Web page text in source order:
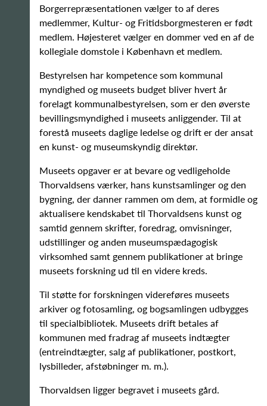
Borgerrepræsentationen vælger to af deres
medlemmer, Kultur- og Fritidsborgmesteren er født
medlem. Højesteret vælger en dommer ved en af de
kollegiale domstole i København et medlem.
Bestyrelsen har kompetence som kommunal
myndighed og museets budget bliver hvert år
forelagt kommunalbestyrelsen, som er den øverste
bevillingsmyndighed i museets anliggender. Til at
forestå museets daglige ledelse og drift er der ansat
en kunst- og museumskyndig direktør.
Museets opgaver er at bevare og vedligeholde
Thorvaldsens værker, hans kunstsamlinger og den
bygning, der danner rammen om dem, at formidle og
aktualisere kendskabet til Thorvaldsens kunst og
samtid gennem skrifter, foredrag, omvisninger,
udstillinger og anden museumspædagogisk
virksomhed samt gennem publikationer at bringe
museets forskning ud til en videre kreds.
Til støtte for forskningen videreføres museets
arkiver og fotosamling, og bogsamlingen udbygges
til specialbibliotek. Museets drift betales af
kommunen med fradrag af museets indtægter
(entreindtægter, salg af publikationer, postkort,
lysbilleder, afstøbninger m. m.).
Thorvaldsen ligger begravet i museets gård.